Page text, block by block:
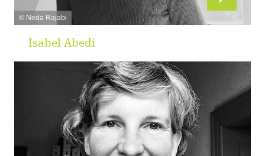
© Neda Rajabi
Isabel Abedi